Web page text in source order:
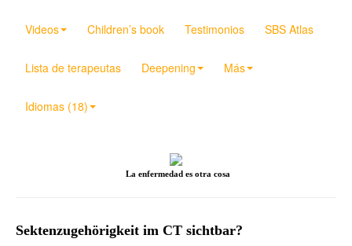
Videos Children’s book Testimonios SBS Atlas
Lista de terapeutas Deepening Más
Idiomas (18)
La enfermedad es otra cosa
Sektenzugehörigkeit im CT sichtbar?